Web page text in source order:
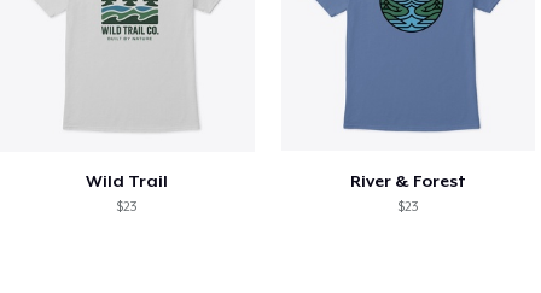
Wild Trail
$23
River & Forest
$23